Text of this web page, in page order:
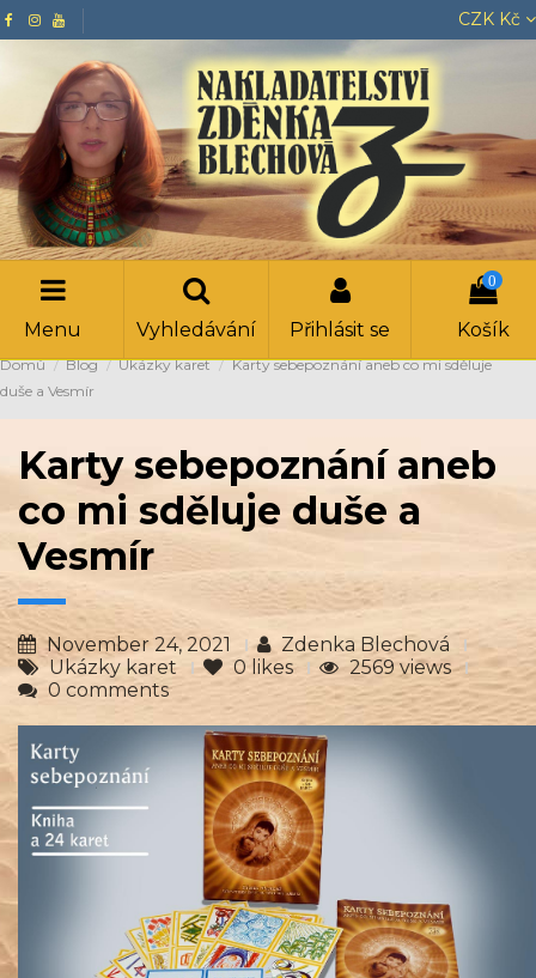
CZK Kč
Menu Vyhledávání Přihlásit se
0
Košík
Domů Blog Ukázky karet
Karty sebepoznání aneb co mi sděluje
duše a Vesmír
Karty sebepoznání aneb
co mi sděluje duše a
Vesmír
November 24, 2021
Zdenka Blechová
Ukázky karet
0 likes
2569 views
0 comments